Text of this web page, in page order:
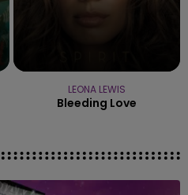
LEONA LEWIS
Bleeding Love